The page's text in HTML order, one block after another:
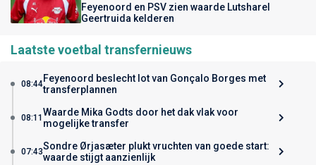
Feyenoord en PSV zien waarde Lutsharel
Geertruida kelderen
Laatste voetbal transfernieuws
08:44Feyenoord beslecht lot van Gonçalo Borges met
transferplannen
08:11Waarde Mika Godts door het dak vlak voor
mogelijke transfer
07:43Sondre Ørjasæter plukt vruchten van goede start:
waarde stijgt aanzienlijk